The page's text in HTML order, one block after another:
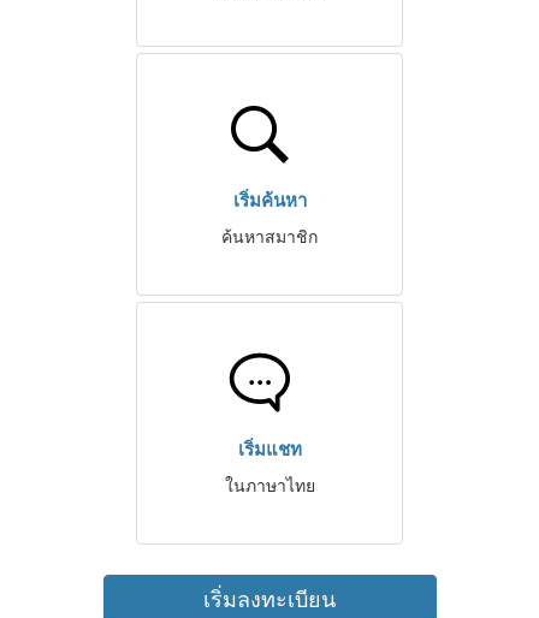
เริ่มค้นหา
ค้นหาสมาชิก
เริ่มแชท
ในภาษาไทย
เริ่มลงทะเบียน